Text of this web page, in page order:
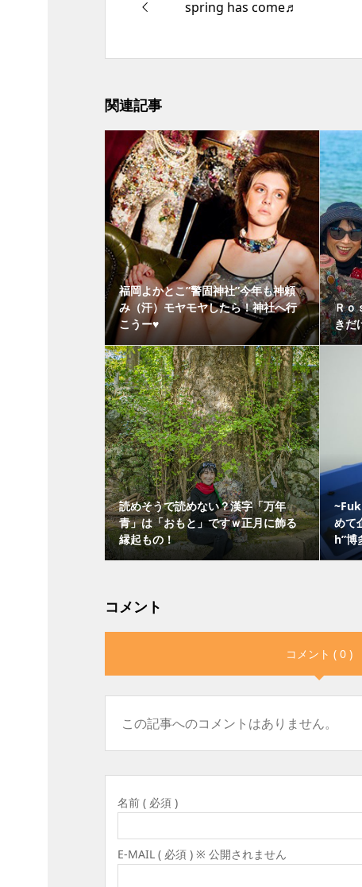
spring has come♬
関連記事
福岡よかとこ”警固神社”今年も神頼
み（汗）モヤモヤしたら！神社へ行
こうー♥
Ｒｏ
きだ
読めそうで読めない？漢字「万年
青」は「おもと」ですｗ正月に飾る
縁起もの！
めて
h”博
コメント
コメント ( 0 )
この記事へのコメントはありません。
名前 ( 必須 )
E-MAIL ( 必須 ) ※ 公開されません